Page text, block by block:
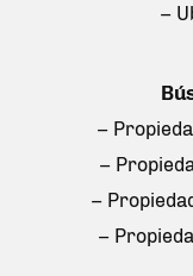
–
–
–
–
–